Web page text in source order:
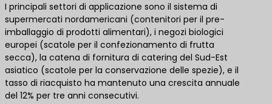
I principali settori di applicazione sono il sistema di
supermercati nordamericani (contenitori per il pre-
imballaggio di prodotti alimentari), i negozi biologici
europei (scatole per il confezionamento di frutta
secca), la catena di fornitura di catering del Sud-Est
asiatico (scatole per la conservazione delle spezie), e il
tasso di riacquisto ha mantenuto una crescita annuale
del 12% per tre anni consecutivi.